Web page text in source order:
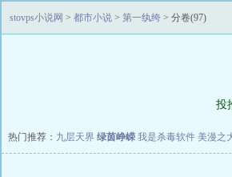
stovps小说网 > 都市小说 > 第一纨绔 > 分卷(97)
投
热门推荐： 九层天界 绿茵峥嵘 我是杀毒软件 美漫之